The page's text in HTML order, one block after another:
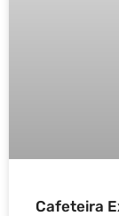
Cafeteira